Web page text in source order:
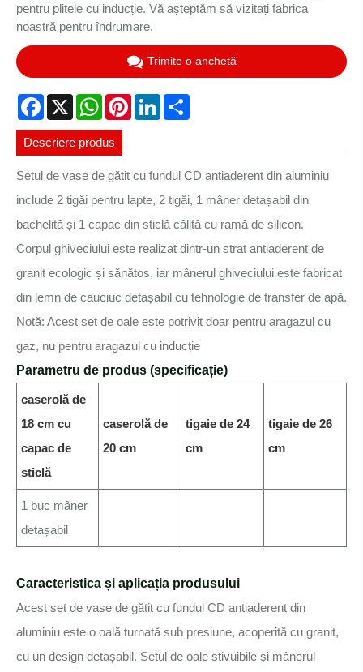
pentru plitele cu inducție. Vă așteptăm să vizitați fabrica
noastră pentru îndrumare.
Trimite o anchetă
Facebook
X WhatsAppPinterestLinkedIn
Descriere produs
Setul de vase de gătit cu fundul CD antiaderent din aluminiu
include 2 tigăi pentru lapte, 2 tigăi, 1 mâner detașabil din
bachelită și 1 capac din sticlă călită cu ramă de silicon.
Corpul ghiveciului este realizat dintr-un strat antiaderent de
granit ecologic și sănătos, iar mânerul ghiveciului este fabricat
din lemn de cauciuc detașabil cu tehnologie de transfer de apă.
Notă: Acest set de oale este potrivit doar pentru aragazul cu
gaz, nu pentru aragazul cu inducție
Parametru de produs (specificație)
caserolă de
18 cm cu
capac de
sticlă
caserolă de
20 cm
tigaie de 24
cm
tigaie de 26
cm
1 buc mâner
detașabil
Caracteristica și aplicația produsului
Acest set de vase de gătit cu fundul CD antiaderent din
aluminiu este o oală turnată sub presiune, acoperită cu granit,
cu un design detașabil. Setul de oale stivuibile și mânerul